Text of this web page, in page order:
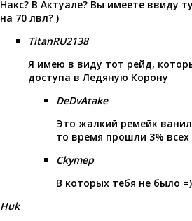
Накс? В Актуале? Вы имеете ввиду
на 70 лвл? )
TitanRU2138
Я имею в виду тот рейд,
доступа в Ледяную Корону
DeDvAtake
Это жалкий ремейк
то время прошли 3%
Ckymep
В которых тебя не было =)
Huk